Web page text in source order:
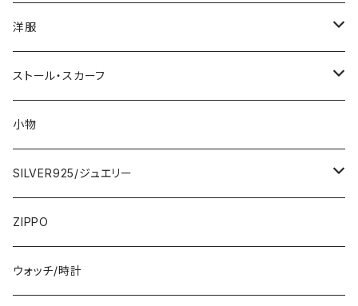
1000円
2000円
3000円
5000円
7000円
洋服
インポートワンピース
ロング・マキシ
ひざ・ミディ
トップス・カーディガン・アウター
カーディガン
イタリア製ジャケット
スカート・パンツ
ストール・スカーフ
大判ストール・ロングスカーフ
小さめスカーフ
コットンストール・スカーフ
冬物・マフラー
小物
SILVER925/ジュエリー
指輪・リング
ネックレス・ペンダントトップ
ZIPPO
ウォッチ/時計